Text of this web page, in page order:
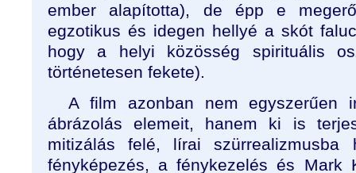
ember alapította), de épp e
egzotikus és idegen hellyé a skót
hogy a helyi közösség spirituális
történetesen fekete).
A film azonban nem egyszerűen
ábrázolás elemeit, hanem ki is
mitizálás felé, lírai
fényképezés, a fénykezelés és Mark